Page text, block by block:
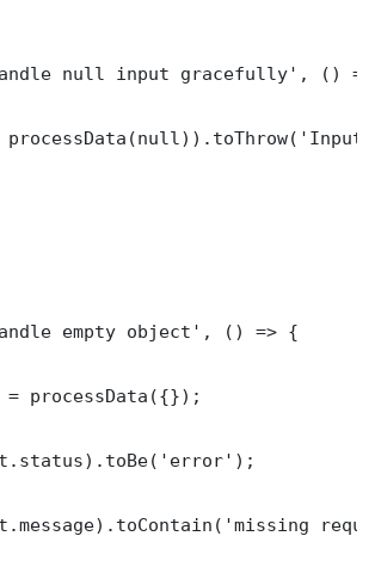
null input gracefully', ()
empty object', () => {
processData({});